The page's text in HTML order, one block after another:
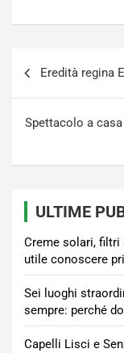
Eredità regina
Spettacolo a
ULTIME
Creme solari, filtri
utile conoscere
Sei luoghi
sempre: perché
Capelli Lisci e